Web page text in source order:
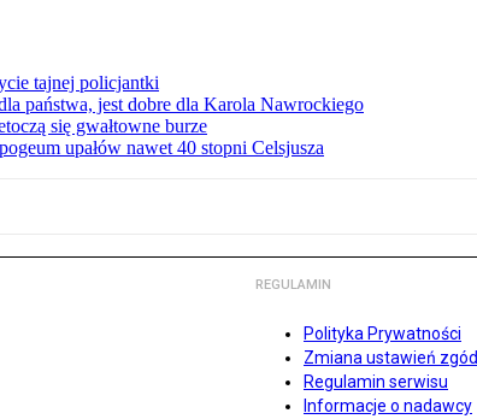
tajnej policjantki
państwa, jest dobre dla Karola Nawrockiego
się gwałtowne burze
upałów nawet 40 stopni Celsjusza
REGULAMIN
Polityka Prywatności
Zmiana ustawień zgód
Regulamin serwisu
Informacje o nadawcy